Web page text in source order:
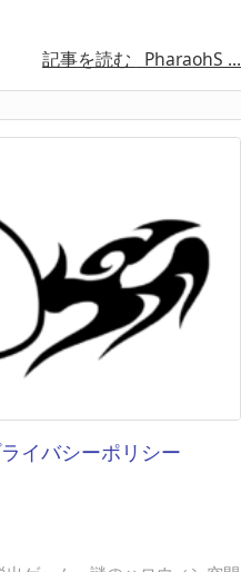
記事を読む PharaohS ...
イバシーポリシー